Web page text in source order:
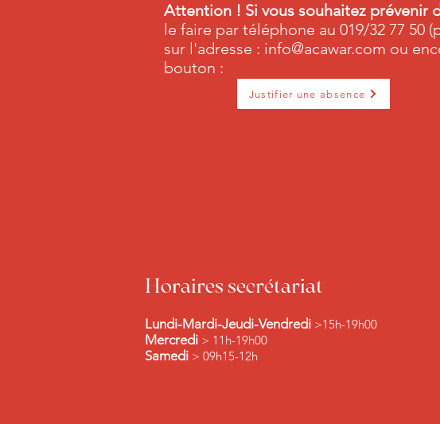
Attention ! Si vous souhaitez prévenir
le faire par téléphone au 019/32 77 50
sur l'adresse : info@acawar.com ou
bouton :
Justifier une absence
Horaires secrétariat
Lundi-Mardi-Jeudi-Vendredi >15h-19h00
Mercredi > 11h-19h00
Samedi > 09h15-12h